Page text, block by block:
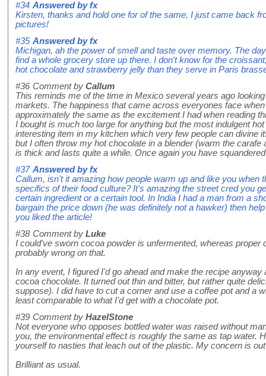
#34 Answered byfx
Kirsten, thanks and hold one for of the same, I just came back
pictures!
#35 Answered byfx
Michigan, ah the power of smell and taste over memory. The
find a whole grocery store up there. I don't know for the
hot chocolate and strawberry jelly than they serve in Paris
#36 Comment by Callum
This reminds me of the time in Mexico several years ago
markets. The happiness that came across everyones face
approximately the same as the excitement I had when reading
I bought is much too large for anything but the most indulgent
interesting item in my kitchen which very few people can divine
but I often throw my hot chocolate in a blender (warm the carafe
is thick and lasts quite a while. Once again you have
#37 Answered byfx
Callum, isn't it amazing how people warm up and like you when
specifics of their food culture? It's amazing the street cred you
certain ingredient or a certain tool. In India I had a man from a
bargain the price down (he was definitely not a hawker) then
you liked the article!
#38 Comment by Luke
I could've sworn cocoa powder is unfermented, whereas proper
probably wrong on that.
In any event, I figured I'd go ahead and make the recipe
cocoa chocolate. It turned out thin and bitter, but rather quite
suppose). I did have to cut a corner and use a coffee pot and a
least comparable to what I'd get with a chocolate pot.
#39 Comment by HazelStone
Not everyone who opposes bottled water was raised without
you, the environmental effect is roughly the same as tap water.
yourself to nasties that leach out of the plastic. My concern is
Brilliant as usual.